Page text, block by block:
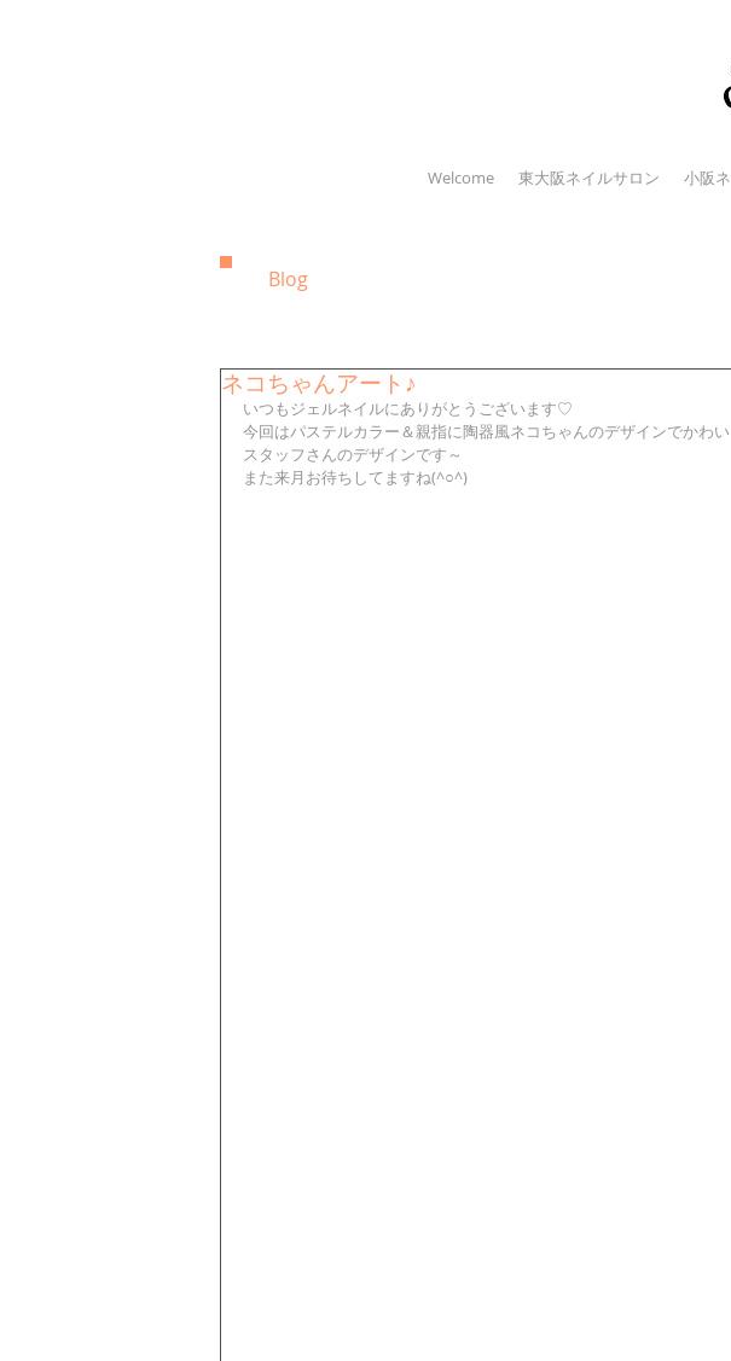
Welcome 東大阪ネイルサロン 小阪
Blog
ネコちゃんアート♪
いつもジェルネイルにありがとうございます♡
今回はパステルカラー＆親指に陶器風ネコちゃんのデザインでかわい
スタッフさんのデザインです～
また来月お待ちしてますね(^○^)